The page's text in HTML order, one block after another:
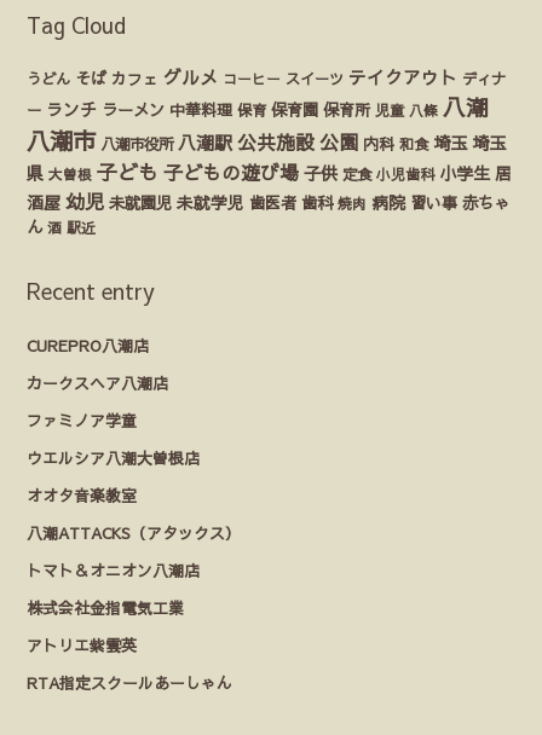
Tag Cloud
うどん そば カフェ グルメ コーヒー スイーツ テイクアウト ディナ
ー ランチ ラーメン 中華料理 保育 保育園 保育所 児童 八條 八潮
八潮市 八潮市役所 八潮駅 公共施設 公園 内科 和食 埼玉 埼玉
県 大曽根 子ども 子どもの遊び場 子供 定食 小児歯科 小学生 居
酒屋 幼児 未就園児 未就学児 歯医者 歯科 焼肉 病院 習い事 赤ちゃ
ん 酒 駅近
Recent entry
CUREPRO八潮店
カークスヘア八潮店
ファミノア学童
ウエルシア八潮大曽根店
オオタ音楽教室
八潮ATTACKS（アタックス）
トマト＆オニオン八潮店
株式会社金指電気工業
アトリエ紫雲英
RTA指定スクールあーしゃん